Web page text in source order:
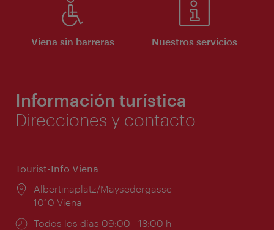
Viena sin barreras Nuestros servicios
Información turística
Direcciones y contacto
Tourist-Info Viena
Lugar:
Albertinaplatz/Maysedergasse
1010 Viena
Horarios
Todos los días 09:00 - 18:00 h